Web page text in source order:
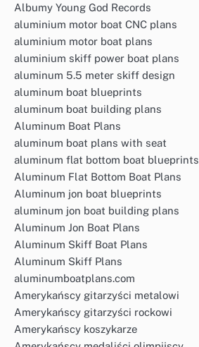
Albumy Young God Records
aluminium motor boat CNC plans
aluminium motor boat plans
aluminium skiff power boat plans
aluminum 5.5 meter skiff design
aluminum boat blueprints
aluminum boat building plans
Aluminum Boat Plans
aluminum boat plans with seat
aluminum flat bottom boat blueprints
Aluminum Flat Bottom Boat Plans
Aluminum jon boat blueprints
aluminum jon boat building plans
Aluminum Jon Boat Plans
Aluminum Skiff Boat Plans
Aluminum Skiff Plans
aluminumboatplans.com
Amerykańscy gitarzyści metalowi
Amerykańscy gitarzyści rockowi
Amerykańscy koszykarze